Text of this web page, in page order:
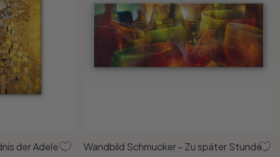
Hartschaumbild Klimt - Bildnis der Adele Bloch-Bauer
Wandbild Schmucker - Zu später Stunde – Panorama